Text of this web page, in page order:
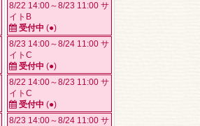
8/22 14:00～8/23 11:00 サ
イトB
受付中 (●)
8/23 14:00～8/24 11:00 サ
イトC
受付中 (●)
8/22 14:00～8/23 11:00 サ
イトC
受付中 (●)
8/23 14:00～8/24 11:00 サ